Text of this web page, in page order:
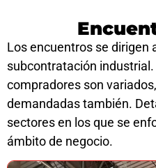
Los encuentros se dirigen
subcontratación
compradores son
demandadas también.
sectores en los que se
ámbito de negocio.